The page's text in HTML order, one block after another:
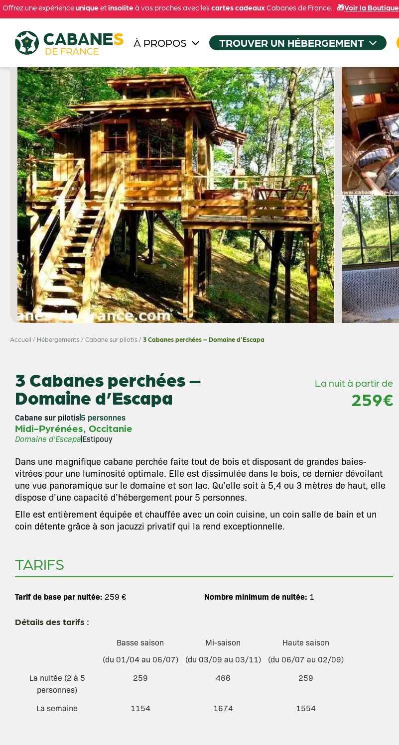
Offrez une expérienceunique etinsolite à vos proches avec lescartes cadeauxCabanes de France. 🎁Voir la Boutique
À PROPOS TROUVER UN HÉBERGEMENT
Accueil / Hébergements/Cabane sur pilotis/3 Cabanes perchées – Domaine d’Escapa
3 Cabanes perchées –
Domaine d’Escapa
Cabane sur pilotis5 personnes
La nuit à partir de
259€
Midi-Pyrénées, Occitanie
Domaine d’EscapaEstipouy
Dans une magnifique cabane perchée faite tout de bois et disposant de grandes baies-
vitrées pour une luminosité optimale. Elle est dissimulée dans le bois, ce dernier dévoilant
une vue panoramique sur le domaine et son lac. Qu’elle soit à 5,4 ou 3 mètres de haut, elle
dispose d’une capacité d’hébergement pour 5 personnes.
Elle est entièrement équipée et chauffée avec un coin cuisine, un coin salle de bain et un
coin détente grâce à son jacuzzi privatif qui la rend exceptionnelle.
TARIFS
Tarif de base par nuitée: 259 € Nombre minimum de nuitée: 1
Détails des tarifs :
Basse saison
(du 01/04 au 06/07)
Mi-saison
(du 03/09 au 03/11)
Haute saison
(du 06/07 au 02/09)
La nuitée (2 à 5
personnes)
259 466 259
La semaine 1154 1674 1554